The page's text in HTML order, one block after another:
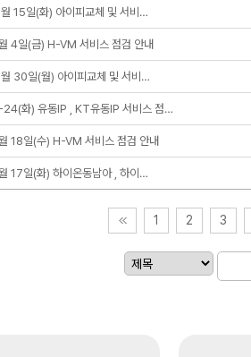
15일(화) 아이피교체 및 서비…
4일(금) H-VM 서비스 점검 안내
30일(월) 아이피교체 및 서비…
화) 유동IP , KT유동IP 서비스 점…
18일(수) H-VM 서비스 점검 안내
17일(화) 하이온동남아 , 하이…
1 2 3